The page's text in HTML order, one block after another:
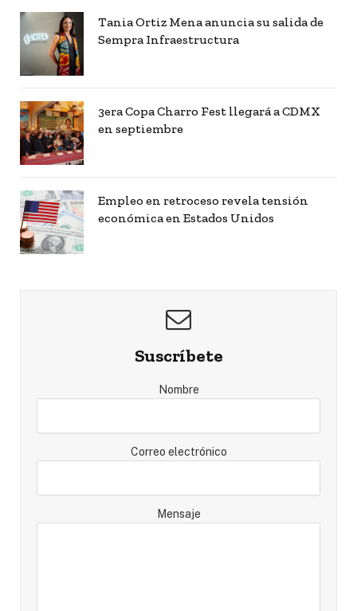
Tania Ortiz Mena anuncia su salida de
Sempra Infraestructura
3era Copa Charro Fest llegará a CDMX
en septiembre
Empleo en retroceso revela tensión
económica en Estados Unidos
Suscríbete
Nombre
Correo electrónico
Mensaje